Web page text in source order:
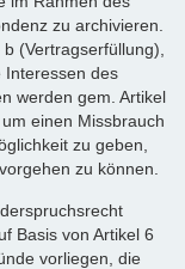
zu archivieren.
(Vertragserfüllung),
Interessen des
werden gem. Artikel
einen Missbrauch
zu geben,
zu können.
Basis von Artikel 6
vorliegen, die